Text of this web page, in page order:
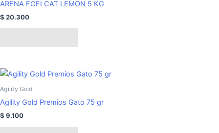
ARENA FOFI CAT LEMON 5 KG
$ 20.300
Agility Gold
Agility Gold Premios Gato 75 gr
$ 9.100